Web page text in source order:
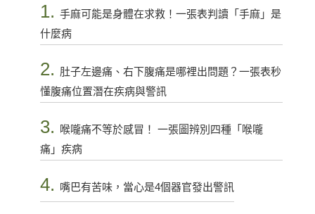
1. 手麻可能是身體在求救！一張表判讀「手麻」是
什麼病
2. 肚子左邊痛、右下腹痛是哪裡出問題？一張表秒
懂腹痛位置潛在疾病與警訊
3.
喉嚨痛不等於感冒！ 一張圖辨別四種「喉嚨
痛」疾病
4. 嘴巴有苦味，當心是4個器官發出警訊